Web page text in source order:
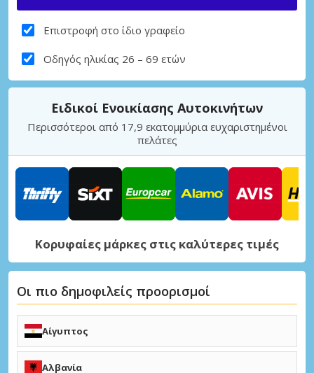
Επιστροφή στο ίδιο γραφείο
Οδηγός ηλικίας 26 – 69 ετών
Ειδικοί Ενοικίασης Αυτοκινήτων
Περισσότεροι από 17,9 εκατομμύρια ευχαριστημένοι
πελάτες
Κορυφαίες μάρκες στις καλύτερες τιμές
Οι πιο δημοφιλείς προορισμοί
Αίγυπτος
Αλεξάνδρεια Μποργκ Ελ Αράμπ (HBE)
Κάιρο (CAI)
Αλβανία